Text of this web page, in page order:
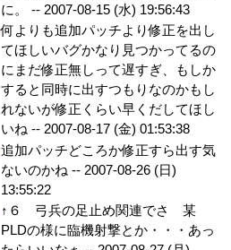
に。 -- 2007-08-15 (水) 19:56:43
何よりも追加パッチより修正を出し
てほしいバグかなり見つかってるの
にまだ修正無しって遅すぎ、もしか
すると同時に出すつもりなのかもし
れないが修正くらい早くだしてほし
いね -- 2007-08-17 (金) 01:53:38
追加パッチどころか修正すら出す気
ないのかね -- 2007-08-26 (日)
13:55:22
↑６ 弓兵の足止め関連でさ 某
PLDの様に臨機射撃とか・・・あっ